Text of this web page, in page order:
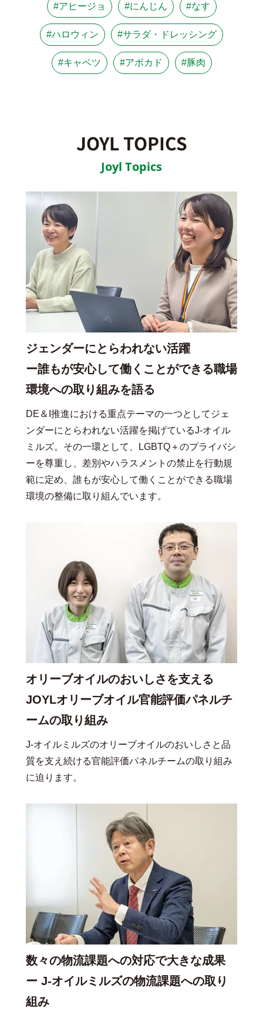
#アヒージョ #にんじん #なす
#ハロウィン #サラダ・ドレッシング
#キャベツ #アボカド #豚肉
JOYL TOPICS
Joyl Topics
ジェンダーにとらわれない活躍
ー誰もが安心して働くことができる職場
環境への取り組みを語る
DE＆I推進における重点テーマの一つとしてジェ
ンダーにとらわれない活躍を掲げているJ-オイル
ミルズ。その一環として、LGBTQ＋のプライバシ
ーを尊重し、差別やハラスメントの禁止を行動規
範に定め、誰もが安心して働くことができる職場
環境の整備に取り組んでいます。
オリーブオイルのおいしさを支える
JOYLオリーブオイル官能評価パネルチ
ームの取り組み
J-オイルミルズのオリーブオイルのおいしさと品
質を支え続ける官能評価パネルチームの取り組み
に迫ります。
数々の物流課題への対応で大きな成果
ー J-オイルミルズの物流課題への取り
組み